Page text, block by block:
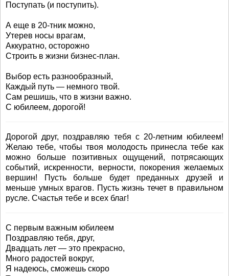
Поступать (и поступить).
А еще в 20-тник можно,
Утерев носы врагам,
Аккуратно, осторожно
Строить в жизни бизнес-план.
Выбор есть разнообразный,
Каждый путь — немного твой.
Сам решишь, что в жизни важно.
С юбилеем, дорогой!
Дорогой друг, поздравляю тебя с 20-летним юбилеем!
Желаю тебе, чтобы твоя молодость принесла тебе как
можно больше позитивных ощущений, потрясающих
событий, искренности, верности, покорения желаемых
вершин! Пусть больше будет преданных друзей и
меньше умных врагов. Пусть жизнь течет в правильном
русле. Счастья тебе и всех благ!
С первым важным юбилеем
Поздравляю тебя, друг,
Двадцать лет — это прекрасно,
Много радостей вокруг,
Я надеюсь, сможешь скоро